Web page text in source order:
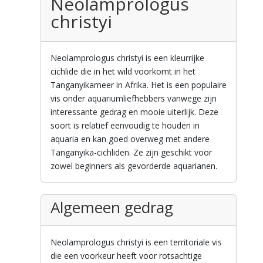
christyi
Neolamprologus christyi is een kleurrijke
cichlide die in het wild voorkomt in het
Tanganyikameer in Afrika. Het is een populaire
vis onder aquariumliefhebbers vanwege zijn
interessante gedrag en mooie uiterlijk. Deze
soort is relatief eenvoudig te houden in
aquaria en kan goed overweg met andere
Tanganyika-cichliden. Ze zijn geschikt voor
zowel beginners als gevorderde aquarianen.
Algemeen gedrag
Neolamprologus christyi is een territoriale vis
die een voorkeur heeft voor rotsachtige